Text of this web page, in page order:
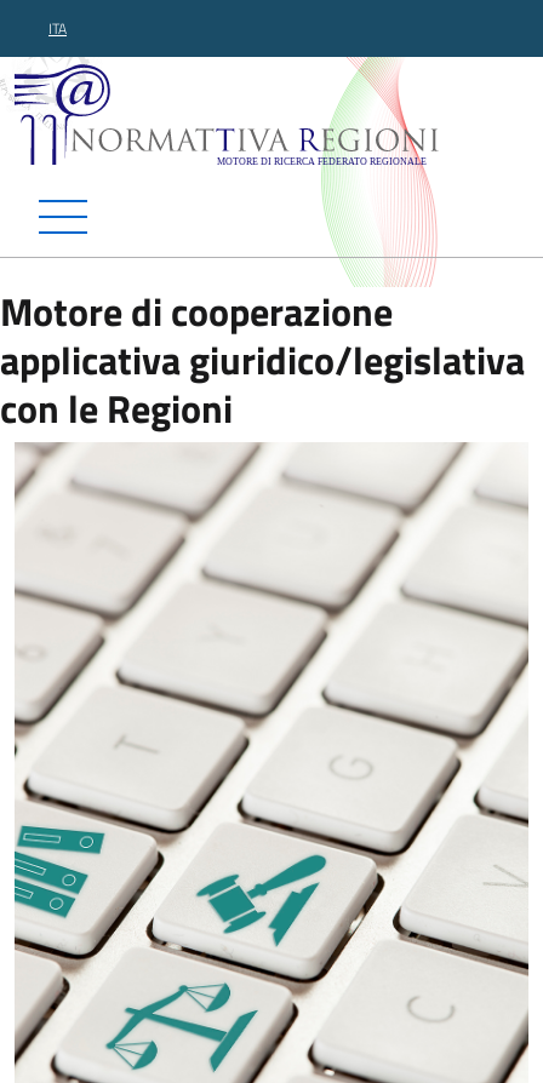
ITA
Normattiva Regioni -
Motore di cooperazione
applicativa giuridico/legislativa
con le Regioni